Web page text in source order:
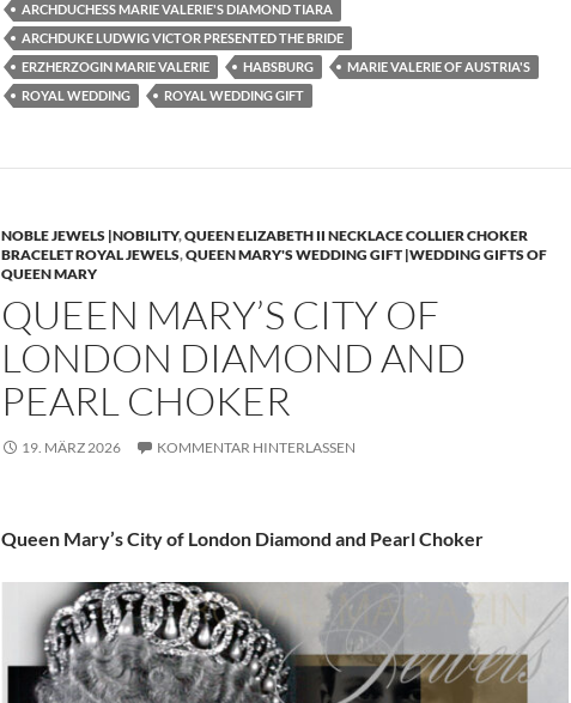
ARCHDUCHESS MARIE VALERIE'S DIAMOND TIARA
ARCHDUKE LUDWIG VICTOR PRESENTED THE BRIDE
ERZHERZOGIN MARIE VALERIE
HABSBURG
MARIE VALERIE OF AUSTRIA'S
ROYAL WEDDING
ROYAL WEDDING GIFT
NOBLE JEWELS |NOBILITY,QUEEN ELIZABETH II NECKLACE COLLIER CHOKER
BRACELET ROYAL JEWELS,QUEEN MARY'S WEDDING GIFT |WEDDING GIFTS OF
QUEEN MARY
QUEEN MARY’S CITY OF
LONDON DIAMOND AND
PEARL CHOKER
19. MÄRZ 2026 KOMMENTAR HINTERLASSEN
Queen Mary’s City of London Diamond and Pearl Choker